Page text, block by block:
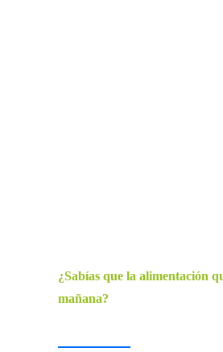
¿Sabías que la alimentación
mañana?